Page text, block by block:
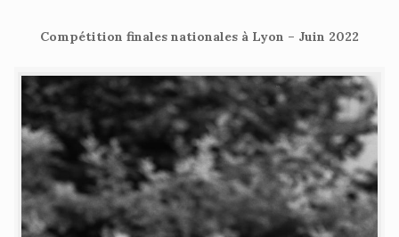
Compétition finales nationales à Lyon – Juin 2022